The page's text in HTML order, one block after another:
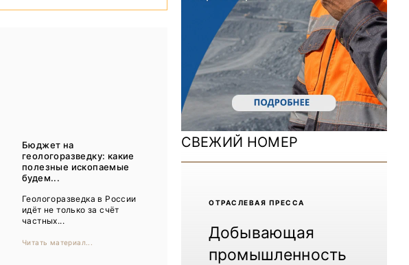
Уголь России и Майнинг 2025
Рудник 2024 | Обзор выставки
В помощь шахтёру 2024
Уголь России и Майнинг 2024
Mining World Russia 2024
ВСЕ СПЕЦПРОЕКТЫ
Бюджет на
геологоразведку: какие
полезные ископаемые
будем...
Геологоразведка в России
идёт не только за счёт
частных...
Читать материал...
СВЕЖИЙ НОМЕР
ОТРАCЛЕВАЯ ПРЕССА
Добывающая
промышленность